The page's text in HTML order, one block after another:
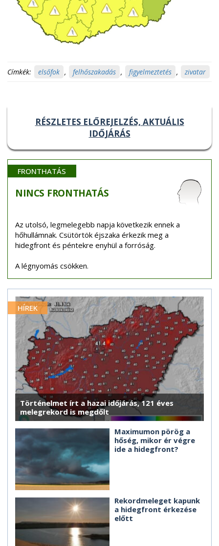
Címkék: elsőfok , felhőszakadás , figyelmeztetés , zivatar
RÉSZLETES ELŐREJELZÉS, AKTUÁLIS
IDŐJÁRÁS
FRONTHATÁS
NINCS FRONTHATÁS
Az utolsó, legmelegebb napja következik ennek a
hőhullámnak. Csütörtök éjszaka érkezik meg a
hidegfront és péntekre enyhül a forróság.
A légnyomás csökken.
HÍREK
Történelmet írt a hazai időjárás, 121 éves
melegrekord is megdőlt
Maximumon pörög a
hőség, mikor ér végre
ide a hidegfront?
Rekordmeleget kapunk
a hidegfront érkezése
előtt